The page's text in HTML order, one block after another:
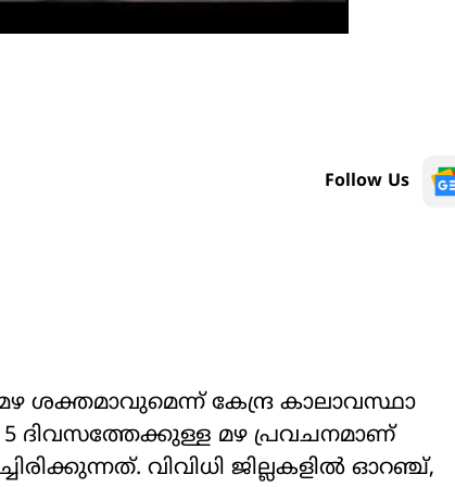
Follow Us
ശക്തമാവുമെന്ന് കേന്ദ്ര കാലാവസ്ഥാ
5 ദിവസത്തേക്കുള്ള മഴ പ്രവചനമാണ്
വിവിധി ജില്ലകളിൽ ഓറഞ്ച്,